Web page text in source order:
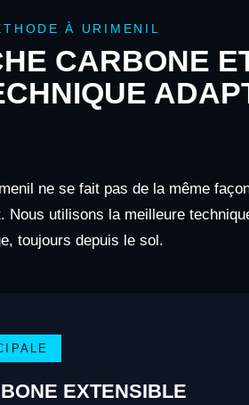
À URIMENIL
CARBONE
ne se fait pas de la même
Nous utilisons la meilleure
toujours depuis le sol.
EXTENSIBLE